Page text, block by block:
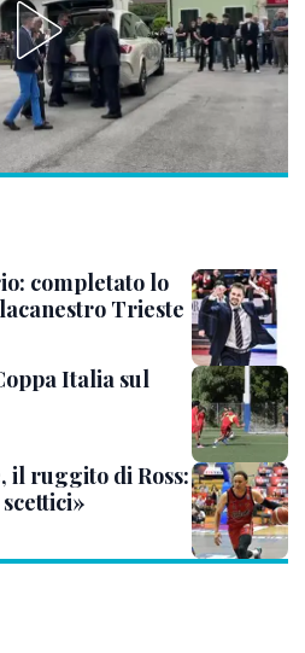
completato lo
Trieste
Italia sul
il ruggito di Ross: